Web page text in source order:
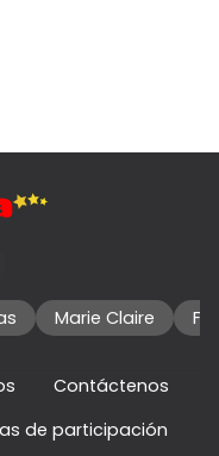
Marie Claire
Contáctenos
de participación